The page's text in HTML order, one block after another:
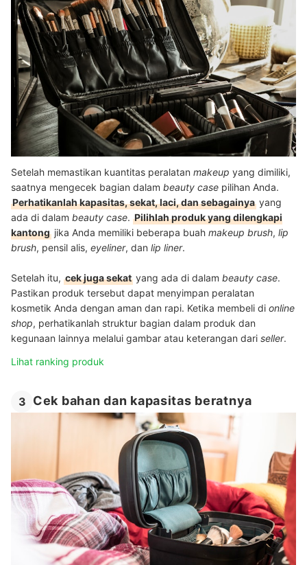
Setelah memastikan kuantitas peralatan makeup yang dimiliki,
saatnya mengecek bagian dalam beauty case pilihan Anda.
Perhatikanlah kapasitas, sekat, laci, dan sebagainya yang
ada di dalam beauty case. Pilihlah produk yang dilengkapi
kantong jika Anda memiliki beberapa buah makeup brush, lip
brush, pensil alis, eyeliner, dan lip liner.
Setelah itu, cek juga sekat yang ada di dalam beauty case.
Pastikan produk tersebut dapat menyimpan peralatan
kosmetik Anda dengan aman dan rapi. Ketika membeli di online
shop, perhatikanlah struktur bagian dalam produk dan
kegunaan lainnya melalui gambar atau keterangan dari seller.
Lihat ranking produk
3 Cek bahan dan kapasitas beratnya